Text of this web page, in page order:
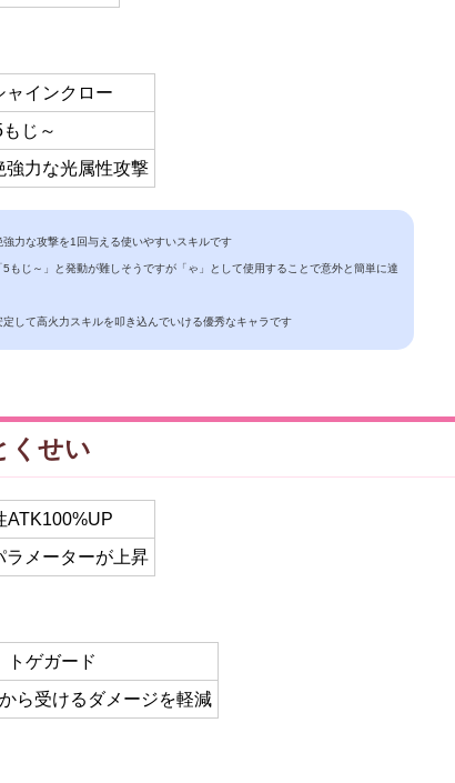
ャインクロー
じ～
強力な光属性攻撃
強力な攻撃を1回与える使いやすいスキルです
5もじ～」と発動が難しそうですが「ゃ」として使用することで意外と簡単に達
定して高火力スキルを叩き込んでいける優秀なキャラです
くせい
ATK100%UP
ラメーターが上昇
トゲガード
ら受けるダメージを軽減